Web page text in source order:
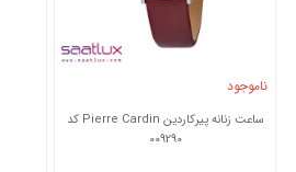
ناموجود
ساعت زنانه پیرکاردین Pierre Cardin کد
009290